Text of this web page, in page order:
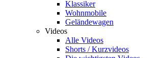
Klassiker
Wohnmobile
Geländewagen
Videos
Alle Videos
Shorts / Kurzvideos